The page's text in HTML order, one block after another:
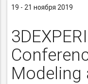
19 - 21 ноября 2019
Modeling